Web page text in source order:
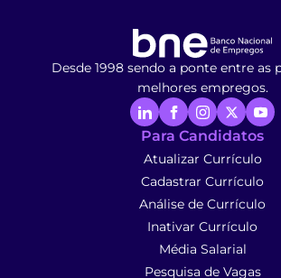
Desde 1998 sendo a ponte entre as
melhores empregos.
Para Candidatos
Atualizar Currículo
Cadastrar Currículo
Análise de Currículo
Inativar Currículo
Média Salarial
Pesquisa de Vagas